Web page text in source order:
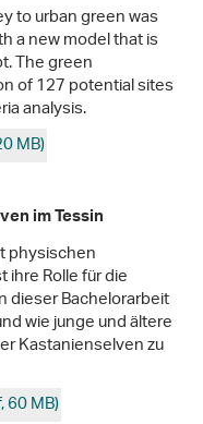
to urban green was
a new model that is
The green
of 127 potential sites
analysis.
MB)
im Tessin
physischen
Rolle für die
dieser Bachelorarbeit
wie junge und ältere
Kastanienselven zu
MB)